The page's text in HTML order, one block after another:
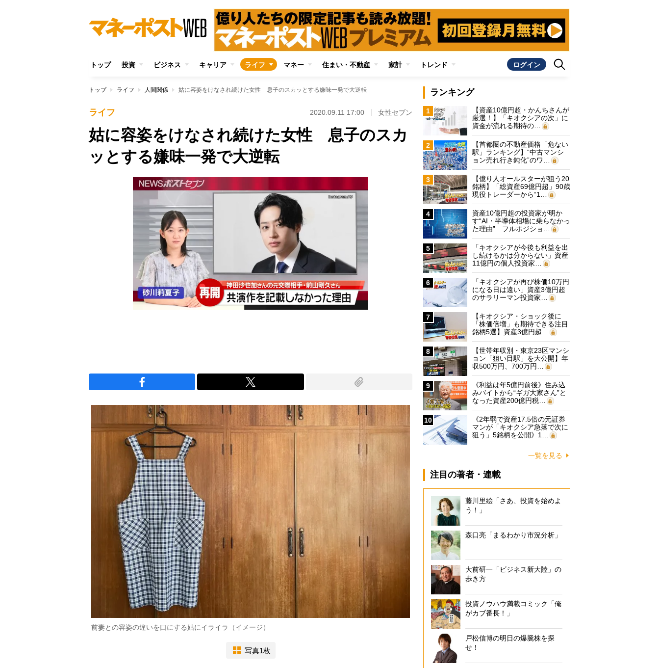
トップ 投資 ビジネス キャリア ライフ マネー 住まい・不動産 家計 トレンド ログイン
トップ ライフ 人間関係 姑に容姿をけなされ続けた女性 息子のスカッとする嫌味一発で大逆転
ライフ 2020.09.11 17:00 女性セブン
姑に容姿をけなされ続けた女性 息子のスカ
ッとする嫌味一発で大逆転
前妻との容姿の違いを口にする姑にイライラ（イメージ）
写真1枚
ランキング
1
【資産10億円超・かんちさんが
厳選！】「キオクシアの次」に
資金が流れる期待の…
2
【首都圏の不動産価格「危ない
駅」ランキング】“中古マンシ
ョン売れ行き鈍化”のワ…
3
【億り人オールスターが狙う20
銘柄】「総資産69億円超」90歳
現役トレーダーから“1…
4
資産10億円超の投資家が明か
す“AI・半導体相場に乗らなかっ
た理由” フルポジショ…
5
「キオクシアが今後も利益を出
し続けるかは分からない」資産
11億円の個人投資家…
6
「キオクシアが再び株価10万円
になる日は遠い」資産3億円超
のサラリーマン投資家…
7
【キオクシア・ショック後に
「株価倍増」も期待できる注目
銘柄5選】資産3億円超…
8
【世帯年収別・東京23区マンシ
ョン「狙い目駅」を大公開】年
収500万円、700万円…
9
《利益は年5億円前後》住み込
みバイトから“ギガ大家さん”と
なった資産200億円税…
10
《2年弱で資産17.5倍の元証券
マンが「キオクシア急落で次に
狙う」5銘柄を公開》1…
一覧を見る
注目の著者・連載
藤川里絵「さあ、投資を始めよ
う！」
森口亮「まるわかり市況分析」
大前研一「ビジネス新大陸」の
歩き方
投資ノウハウ満載コミック「俺
がカブ番長！」
戸松信博の明日の爆騰株を探
せ！